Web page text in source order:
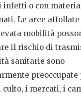
infetti o con
Le aree
mobilità
il rischio di
sanitarie sono
preoccupate
culto, i mercati, i